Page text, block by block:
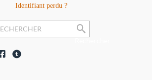
Identifiant perdu ?